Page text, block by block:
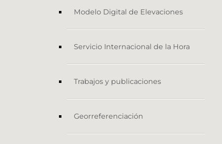
Modelo Digital de Elevaciones
Servicio Internacional de la Hora
Trabajos y publicaciones
Georreferenciación